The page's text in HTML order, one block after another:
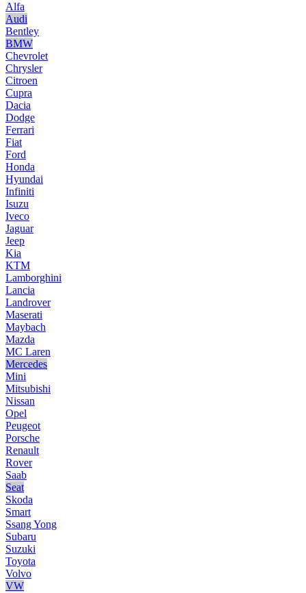
Alfa
Audi
Bentley
BMW
Chevrolet
Chrysler
Citroen
Cupra
Dacia
Dodge
Ferrari
Fiat
Ford
Honda
Hyundai
Infiniti
Isuzu
Iveco
Jaguar
Jeep
Kia
KTM
Lamborghini
Lancia
Landrover
Maserati
Maybach
Mazda
MC Laren
Mercedes
Mini
Mitsubishi
Nissan
Opel
Peugeot
Porsche
Renault
Rover
Saab
Seat
Skoda
Smart
Ssang Yong
Subaru
Suzuki
Toyota
Volvo
VW